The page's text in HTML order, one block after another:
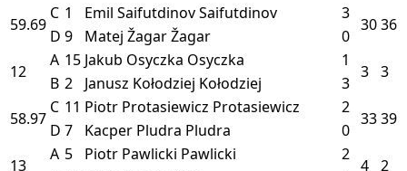
59.69
C 1 Emil SaifutdinovSaifutdinov 3
3036
D 9 Matej ŽagarŽagar
0
12
A 15 Jakub Osyczka Osyczka 1
3 3
B 2 Janusz Kołodziej Kołodziej
3
58.97
C 11 Piotr Protasiewicz Protasiewicz 2
3339
D 7 Kacper Pludra Pludra
0
13
A 5 Piotr Pawlicki Pawlicki 2
4 2